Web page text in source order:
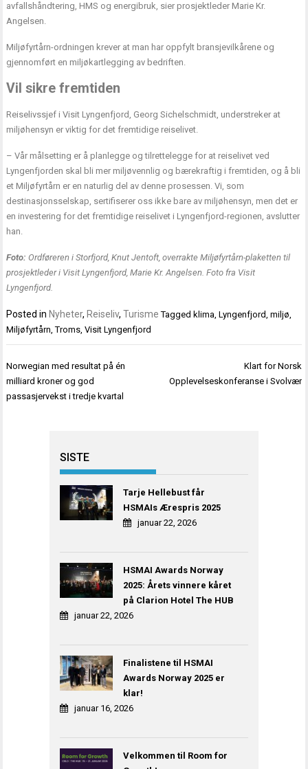
avfallshåndtering, HMS og energibruk, sier prosjektleder Marie Kr.
Angelsen.
Miljøfyrtårn-ordningen krever at man har oppfylt bransjevilkårene og
gjennomført en miljøkartlegging av bedriften.
Vil sikre fremtiden
Reiselivssjef i Visit Lyngenfjord, Georg Sichelschmidt, understreker at
miljøhensyn er viktig for det fremtidige reiselivet.
– Vår målsetting er å planlegge og tilrettelegge for at reiselivet ved
Lyngenfjorden skal bli mer miljøvennlig og bærekraftig i fremtiden, og å bli
et Miljøfyrtårn er en naturlig del av denne prosessen. Vi, som
destinasjonsselskap, sertifiserer oss ikke bare av miljøhensyn, men det er
en investering for det fremtidige reiselivet i Lyngenfjord-regionen, avslutter
han.
Foto: Ordføreren i Storfjord, Knut Jentoft, overrakte Miljøfyrtårn-plaketten til
prosjektleder i Visit Lyngenfjord, Marie Kr. Angelsen. Foto fra Visit
Lyngenfjord.
Posted in Nyheter, Reiseliv,Turisme Tagged klima,Lyngenfjord,miljø,
Miljøfyrtårn,Troms,Visit Lyngenfjord
Innleggsnavigasjon
Norwegian med resultat på én
milliard kroner og god
passasjervekst i tredje kvartal
Klart for Norsk
Opplevelseskonferanse i Svolvær
SISTE
Tarje Hellebust får
HSMAIs Ærespris 2025
januar 22, 2026
HSMAI Awards Norway
2025: Årets vinnere kåret
på Clarion Hotel The HUB
januar 22, 2026
Finalistene til HSMAI
Awards Norway 2025 er
klar!
januar 16, 2026
Velkommen til Room for